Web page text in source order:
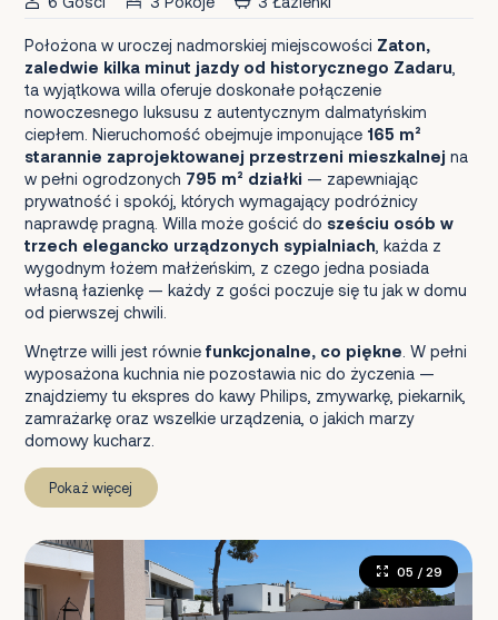
Położona w uroczej nadmorskiej miejscowości Zaton,
zaledwie kilka minut jazdy od historycznego Zadaru
ta wyjątkowa willa oferuje doskonałe połączenie
nowoczesnego luksusu z autentycznym dalmatyńskim
ciepłem. Nieruchomość obejmuje imponujące 165 m²
starannie zaprojektowanej przestrzeni mieszkalnej na
w pełni ogrodzonych 795 m² działki — zapewniając
prywatność i spokój, których wymagający podróżnicy
naprawdę pragną. Willa może gościć do sześciu osób w
trzech elegancko urządzonych sypialniach , każda z
wygodnym łożem małżeńskim, z czego jedna posiada
własną łazienkę — każdy z gości poczuje się tu jak w domu
od pierwszej chwili.
Wnętrze willi jest równie funkcjonalne, co piękne . W pełni
wyposażona kuchnia nie pozostawia nic do życzenia —
znajdziemy tu ekspres do kawy Philips, zmywarkę, piekarnik,
zamrażarkę oraz wszelkie urządzenia, o jakich marzy
domowy kucharz.
Pokaż więcej
05 / 29